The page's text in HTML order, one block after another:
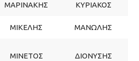
ΜΑΡΙΝΑΚΗΣ ΚΥΡΙΑΚΟΣ
ΜΙΚΕΛΗΣ ΜΑΝΩΛΗΣ
ΜΙΝΕΤΟΣ ΔΙΟΝΥΣΗΣ